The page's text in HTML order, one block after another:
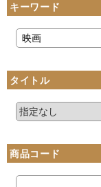
キーワード
タイトル
商品コード